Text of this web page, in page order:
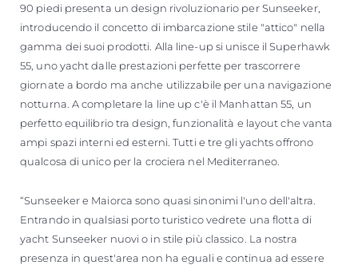
90 piedi presenta un design rivoluzionario per Sunseeker,
introducendo il concetto di imbarcazione stile "attico" nella
gamma dei suoi prodotti. Alla line-up si unisce il Superhawk
55, uno yacht dalle prestazioni perfette per trascorrere
giornate a bordo ma anche utilizzabile per una navigazione
notturna. A completare la line up c'è il Manhattan 55, un
perfetto equilibrio tra design, funzionalità e layout che vanta
ampi spazi interni ed esterni. Tutti e tre gli yachts offrono
qualcosa di unico per la crociera nel Mediterraneo.
“Sunseeker e Maiorca sono quasi sinonimi l'uno dell'altra.
Entrando in qualsiasi porto turistico vedrete una flotta di
yacht Sunseeker nuovi o in stile più classico. La nostra
presenza in quest'area non ha eguali e continua ad essere